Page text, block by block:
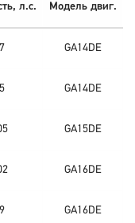
л.с. Модель двиг.
GA14DE
GA14DE
GA15DE
GA16DE
GA16DE